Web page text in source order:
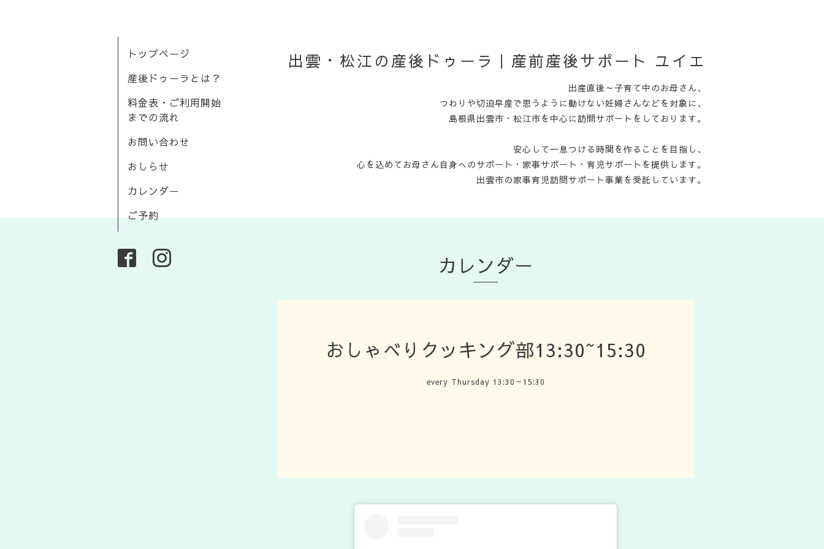
出雲・松江の産後ドゥーラ｜産前産後サポート ユイエ
出産直後～子育て中のお母さん、
つわりや切迫早産で思うように動けない妊婦さんなどを対象に、
島根県出雲市・松江市を中心に訪問サポートをしております。
安心して一息つける時間を作ることを目指し、
心を込めてお母さん自身へのサポート・家事サポート・育児サポートを提供します。
出雲市の家事育児訪問サポート事業を受託しています。
トップページ
産後ドゥーラとは？
料金表・ご利用開始
までの流れ
お問い合わせ
おしらせ
カレンダー
ご予約
カレンダー
おしゃべりクッキング部13:30~15:30
every Thursday 13:30～15:30